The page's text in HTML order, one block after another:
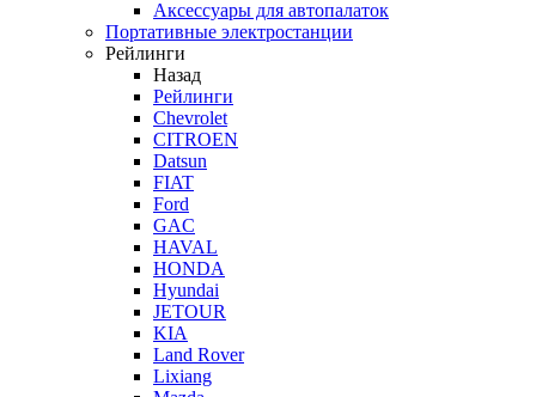
Аксессуары для автопалаток
Портативные электростанции
Рейлинги
Назад
Рейлинги
Chevrolet
CITROEN
Datsun
FIAT
Ford
GAC
HAVAL
HONDA
Hyundai
JETOUR
KIA
Land Rover
Lixiang